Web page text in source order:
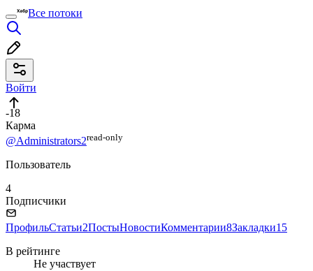
Все потоки
Войти
-18
Карма
@Administrators2read⁠-⁠only
Пользователь
4
Подписчики
ПрофильСтатьи2ПостыНовостиКомментарии8Закладки15
В рейтинге
Не участвует